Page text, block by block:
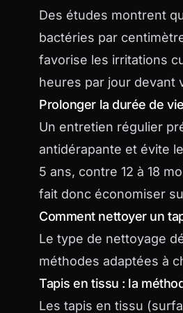
Des études montrent
bactéries par
favorise les irritations
heures par jour devant
Prolonger la durée de
Un entretien régulier
antidérapante et évite
5 ans, contre 12 à 18
fait donc économiser
Comment nettoyer un
Le type de nettoyage
méthodes adaptées à
Tapis en tissu : la
Les tapis en tissu